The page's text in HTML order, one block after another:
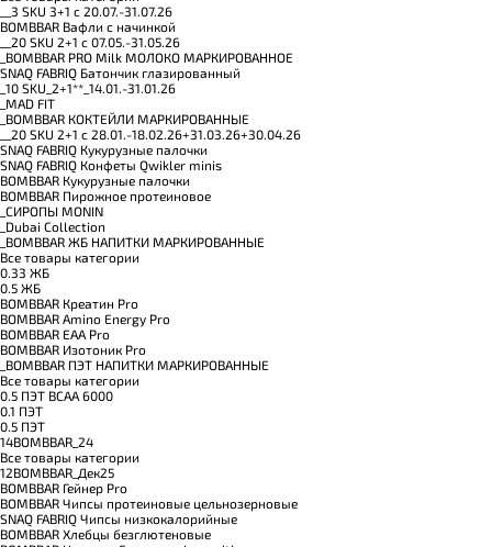
__3 SKU 3+1 с 20.07.-31.07.26
BOMBBAR Вафли с начинкой
__20 SKU 2+1 с 07.05.-31.05.26
_BOMBBAR PRO Milk МОЛОКО МАРКИРОВАННОЕ
SNAQ FABRIQ Батончик глазированный
_10 SKU_2+1**_14.01.-31.01.26
_MAD FIT
_BOMBBAR КОКТЕЙЛИ МАРКИРОВАННЫЕ
__20 SKU 2+1 с 28.01.-18.02.26+31.03.26+30.04.26
SNAQ FABRIQ Кукурузные палочки
SNAQ FABRIQ Конфеты Qwikler minis
BOMBBAR Кукурузные палочки
BOMBBAR Пирожное протеиновое
_CИРОПЫ MONIN
_Dubai Collection
_BOMBBAR ЖБ НАПИТКИ МАРКИРОВАННЫЕ
Все товары категории
0.33 ЖБ
0.5 ЖБ
BOMBBAR Креатин Pro
BOMBBAR Amino Energy Pro
BOMBBAR EAA Pro
BOMBBAR Изотоник Pro
_BOMBBAR ПЭТ НАПИТКИ МАРКИРОВАННЫЕ
Все товары категории
0.5 ПЭТ ВСАА 6000
0.1 ПЭТ
0.5 ПЭТ
14BOMBBAR_24
Все товары категории
12BOMBBAR_Дек25
BOMBBAR Гейнер Pro
BOMBBAR Чипсы протеиновые цельнозерновые
SNAQ FABRIQ Чипсы низкокалорийные
BOMBBAR Хлебцы безглютеновые